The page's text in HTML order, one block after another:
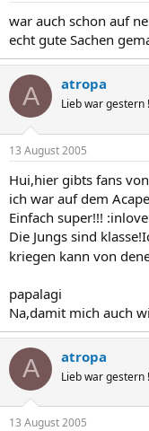
war auch schon auf
echt gute Sachen
A atropa
Lieb war gestern
13 August 2005
Hui,hier gibts fans
ich war auf dem
Einfach super!!! :inlove
Die Jungs sind
kriegen kann von
papalagi
Na,damit mich auch
A atropa
Lieb war gestern
13 August 2005